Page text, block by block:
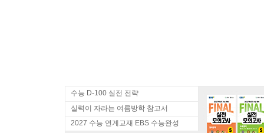
수능 D-100 실전 전략
실력이 자라는 여름방학 참고서
2027 수능 연계교재 EBS 수능완성